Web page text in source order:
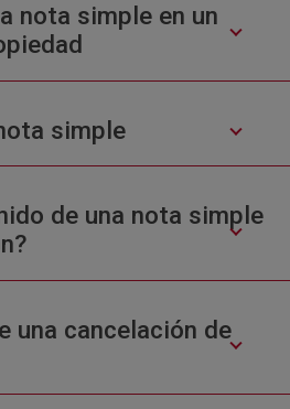
nota simple en un
simple
de una nota simple
una cancelación de